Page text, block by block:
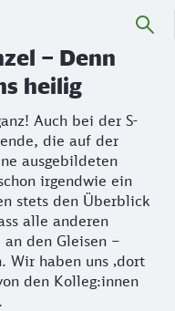
– Denn
heilig
Auch bei der S-
die auf der
ausgebildeten
irgendwie ein
stets den Überblick
alle anderen
den Gleisen –
Wir haben uns ‚dort
den Kolleg:innen